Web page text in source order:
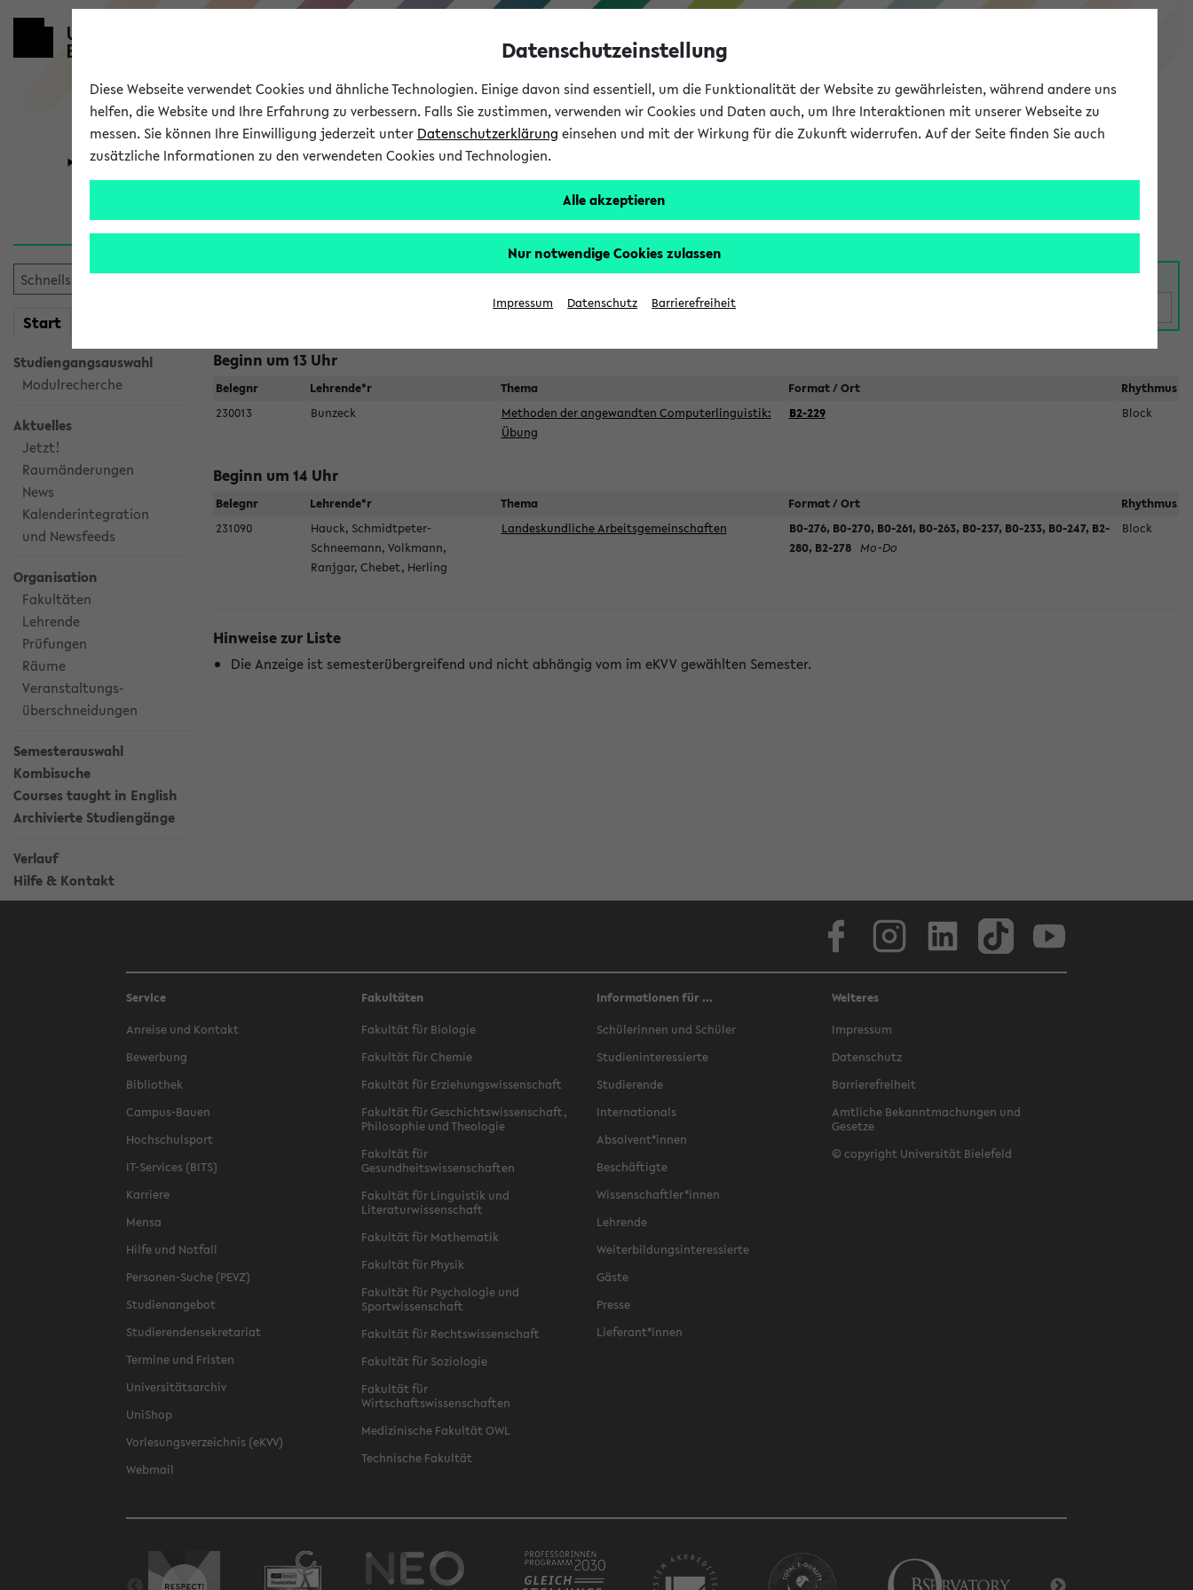
eKVV
Universität Forschung Studium
Start
Studiengangsauswahl
Modulrecherche
Aktuelles
Jetzt!
Raumänderungen
News
Kalenderintegration
und Newsfeeds
Organisation
Fakultäten
Lehrende
Prüfungen
Räume
Veranstaltungs-
überschneidungen
Semesterauswahl
Kombisuche
Courses taught in English
Archivierte Studiengänge
Verlauf
Hilfe & Kontakt
Jetzt und in Kürze stattfindende Veranstaltungen
Suche:
Beginn um 13 Uhr
Belegnr Lehrende*r Thema Format / Ort
Rhythmus
230013
Bunzeck
Methoden der angewandten Computerlinguistik:
Übung
B2-229 Block
Beginn um 14 Uhr
Belegnr Lehrende*r Thema Format / Ort
Rhythmus
231090
Hauck, Schmidtpeter-
Schneemann, Volkmann,
Ranjgar, Chebet, Herling
Landeskundliche Arbeitsgemeinschaften
B0-276, B0-270, B0-261, B0-263, B0-237, B0-233, B0-247, B2-
280, B2-278 Mo-Do
Block
Hinweise zur Liste
Die Anzeige ist semesterübergreifend und nicht abhängig vom im eKVV gewählten Semester.
Service
Anreise und Kontakt
Bewerbung
Bibliothek
Campus-Bauen
Hochschulsport
IT-Services (BITS)
Karriere
Mensa
Hilfe und Notfall
Personen-Suche (PEVZ)
Studienangebot
Studierendensekretariat
Termine und Fristen
Universitätsarchiv
UniShop
Vorlesungsverzeichnis (eKVV)
Webmail
Fakultäten
Fakultät für Biologie
Fakultät für Chemie
Fakultät für Erziehungswissenschaft
Fakultät für Geschichtswissenschaft,
Philosophie und Theologie
Fakultät für
Gesundheitswissenschaften
Fakultät für Linguistik und
Literaturwissenschaft
Fakultät für Mathematik
Fakultät für Physik
Fakultät für Psychologie und
Sportwissenschaft
Fakultät für Rechtswissenschaft
Fakultät für Soziologie
Fakultät für
Wirtschaftswissenschaften
Medizinische Fakultät OWL
Technische Fakultät
Informationen für ...
Schülerinnen und Schüler
Studieninteressierte
Studierende
Internationals
Absolvent*innen
Beschäftigte
Wissenschaftler*innen
Lehrende
Weiterbildungsinteressierte
Gäste
Presse
Lieferant*innen
Weiteres
Impressum
Datenschutz
Barrierefreiheit
Amtliche Bekanntmachungen und
Gesetze
© copyright Universität Bielefeld
Datenschutzeinstellung
Diese Webseite verwendet Cookies und ähnliche Technologien. Einige davon sind essentiell, um die Funktionalität der Website zu gewährleisten, während andere uns
helfen, die Website und Ihre Erfahrung zu verbessern. Falls Sie zustimmen, verwenden wir Cookies und Daten auch, um Ihre Interaktionen mit unserer Webseite zu
messen. Sie können Ihre Einwilligung jederzeit unter Datenschutzerklärung einsehen und mit der Wirkung für die Zukunft widerrufen. Auf der Seite finden Sie auch
zusätzliche Informationen zu den verwendeten Cookies und Technologien.
Alle akzeptieren
Nur notwendige Cookies zulassen
Impressum Datenschutz Barrierefreiheit